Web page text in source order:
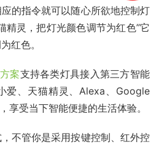
的指令就可以随心所欲地控制灯
精灵，把灯光颜色调节为红色”它
红色。
案支持各类灯具接入第三方智能
爱、天猫精灵、Alexa、Google
享受当下智能便捷的生活体验。
不管你是采用按键控制、红外控